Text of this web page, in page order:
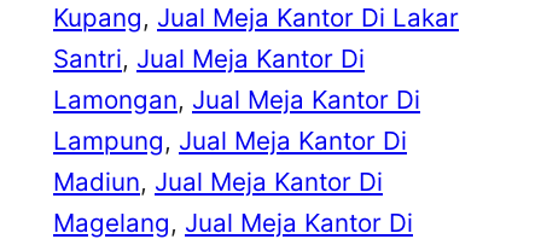
Kupang, Jual Meja Kantor Di Lakar
Santri, Jual Meja Kantor Di
Lamongan, Jual Meja Kantor Di
Lampung, Jual Meja Kantor Di
Madiun, Jual Meja Kantor Di
Magelang, Jual Meja Kantor Di